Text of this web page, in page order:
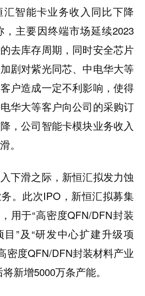
汇智能卡业务收入同比下降
，主要因终端市场延续2023
去库存周期，同时安全芯片
剧对紫光同芯、中电华大等
户造成一定不利影响，使得
华大等客户向公司的采购订
，公司智能卡模块业务收入
。
下滑之际，新恒汇拟发力蚀
。此次IPO，新恒汇拟募集
用于“高密度QFN/DFN封装
”及“研发中心扩建升级项
密度QFN/DFN封装材料产业
新增5000万条产能。